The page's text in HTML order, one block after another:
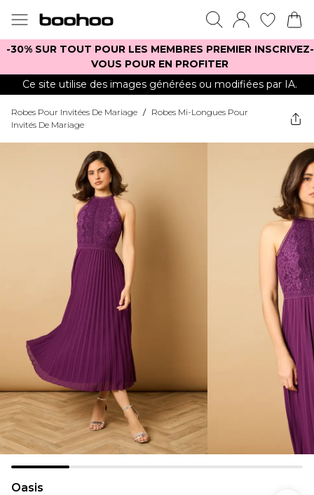
-30% SUR TOUT POUR LES MEMBRES PREMIER INSCRIVEZ-
VOUS POUR EN PROFITER
Ce site utilise des images générées ou modifiées par IA.
Robes Pour Invitées De Mariage / Robes Mi-Longues Pour
Invités De Mariage
Oasis